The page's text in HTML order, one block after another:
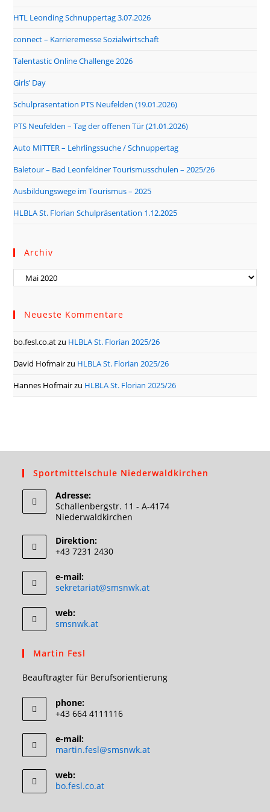
HTL Leonding Schnuppertag 3.07.2026
connect – Karrieremesse Sozialwirtschaft
Talentastic Online Challenge 2026
Girls’ Day
Schulpräsentation PTS Neufelden (19.01.2026)
PTS Neufelden – Tag der offenen Tür (21.01.2026)
Auto MITTER – Lehrlingssuche / Schnuppertag
Baletour – Bad Leonfeldner Tourismusschulen – 2025/26
Ausbildungswege im Tourismus – 2025
HLBLA St. Florian Schulpräsentation 1.12.2025
Archiv
Archiv
Neueste Kommentare
bo.fesl.co.atzu HLBLA St. Florian 2025/26
David Hofmairzu HLBLA St. Florian 2025/26
Hannes Hofmairzu HLBLA St. Florian 2025/26
Sportmittelschule Niederwaldkirchen
Adresse:
Schallenbergstr. 11 - A-4174
Niederwaldkirchen
Direktion:
+43 7231 2430
e-mail:
sekretariat@smsnwk.atOpens
web:
smsnwk.at
Martin Fesl
Beauftragter für Berufsorientierung
phone:
+43 664 4111116
e-mail:
martin.fesl@smsnwk.atOpens
web:
bo.fesl.co.at